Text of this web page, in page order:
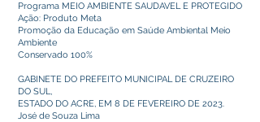
Programa MEIO AMBIENTE SAUDAVEL E PROTEGIDO
Ação: Produto Meta
Promoção da Educação em Saúde Ambiental Meio
Ambiente
Conservado 100%
GABINETE DO PREFEITO MUNICIPAL DE CRUZEIRO
DO SUL,
ESTADO DO ACRE, EM 8 DE FEVEREIRO DE 2023.
José de Souza Lima